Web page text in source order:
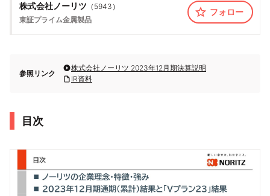
株式会社ノーリツ （ 5943 ）
東証プライム金属製品
フォロー
参照リンク
株式会社ノーリツ 2023年12月期決算説明
IR資料
目次